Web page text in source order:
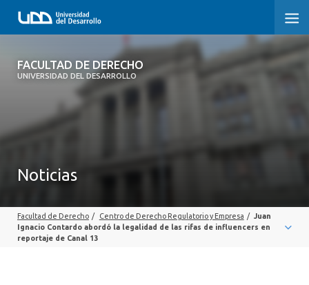
FACULTAD DE DERECHO
UNIVERSIDAD DEL DESARROLLO
FACULTAD DE DERECHO
SOBRE LA FACULTAD
PROFESORES
Noticias
Facultad de Derecho / Centro de Derecho Regulatorio y Empresa / Juan
Ignacio Contardo abordó la legalidad de las rifas de influencers en
reportaje de Canal 13